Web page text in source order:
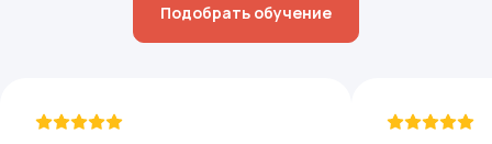
Подобрать обучение